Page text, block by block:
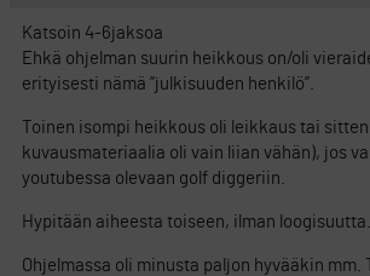
Katsoin 4-6jaksoa
Ehkä ohjelman suurin heikkous on/oli
erityisesti nämä ”julkisuuden henkilö”.
Toinen isompi heikkous oli leikkaus tai
kuvausmateriaalia oli vain liian vähän), jos
youtubessa olevaan golf diggeriin.
Hypitään aiheesta toiseen, ilman loogisuutta.
Ohjelmassa oli minusta paljon hyvääkin mm.